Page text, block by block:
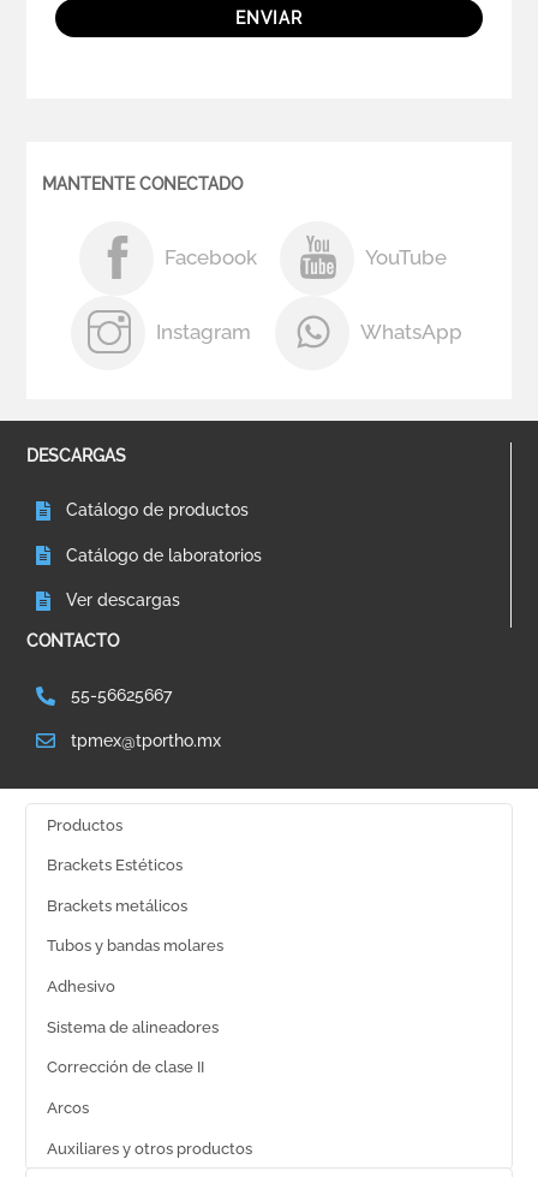
ENVIAR
MANTENTE CONECTADO
Facebook YouTube
Instagram WhatsApp
DESCARGAS
Catálogo de productos
Catálogo de laboratorios
Ver descargas
CONTACTO
55-56625667
tpmex@tportho.mx
Productos
Brackets Estéticos
Brackets metálicos
Tubos y bandas molares
Adhesivo
Sistema de alineadores
Corrección de clase II
Arcos
Auxiliares y otros productos